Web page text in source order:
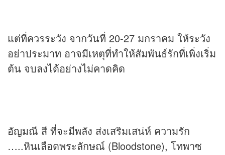
แต่ที่ควรระวัง จากวันที่ 20-27 มกราคม ให้ระวัง
อย่าประมาท อาจมีเหตุที่ทำให้สัมพันธ์รักที่เพิ่งเริ่ม
ต้น จบลงได้อย่างไม่คาดคิด
อัญมณี สี ที่จะมีพลัง ส่งเสริมเสน่ห์ ความรัก
…..หินเลือดพระลักษณ์ (Bloodstone), โทพาซ